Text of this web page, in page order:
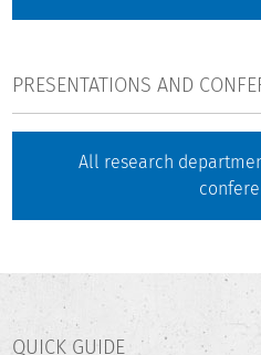
PRESENTATIONS AND
All research
QUICK GUIDE